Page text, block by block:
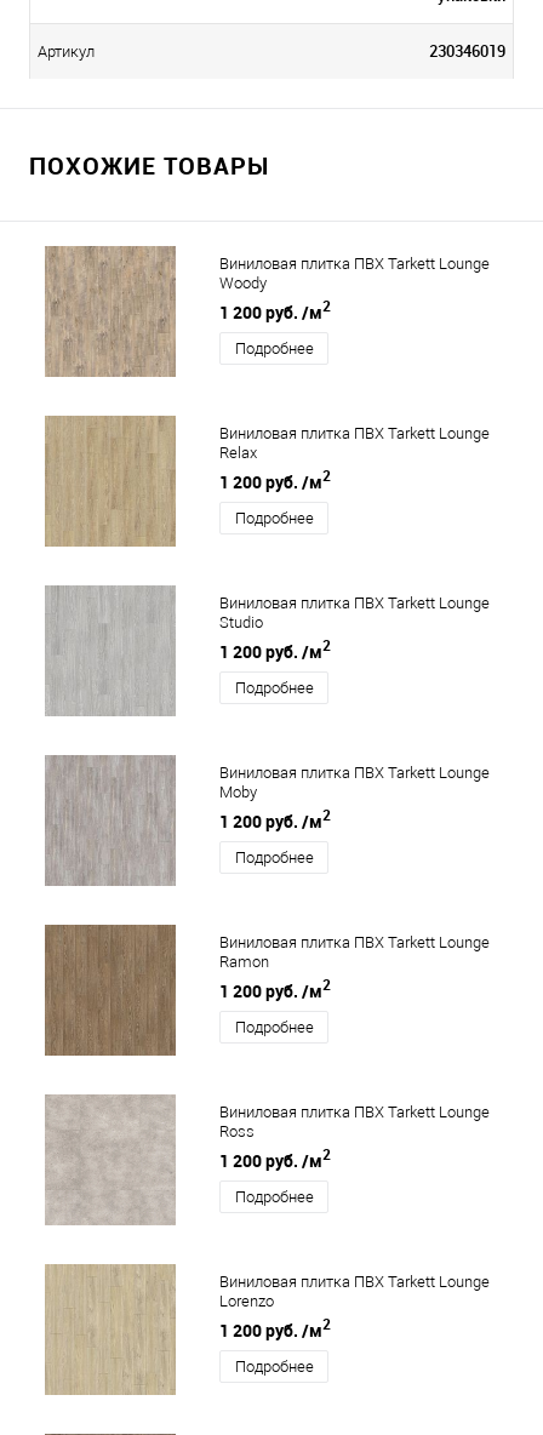
Артикул 230346019
ПОХОЖИЕ ТОВАРЫ
Виниловая плитка ПВХ Tarkett Lounge
Woody
1 200 руб. /м2
Подробнее
Виниловая плитка ПВХ Tarkett Lounge
Relax
1 200 руб. /м2
Подробнее
Виниловая плитка ПВХ Tarkett Lounge
Studio
1 200 руб. /м2
Подробнее
Виниловая плитка ПВХ Tarkett Lounge
Moby
1 200 руб. /м2
Подробнее
Виниловая плитка ПВХ Tarkett Lounge
Ramon
1 200 руб. /м2
Подробнее
Виниловая плитка ПВХ Tarkett Lounge
Ross
1 200 руб. /м2
Подробнее
Виниловая плитка ПВХ Tarkett Lounge
Lorenzo
1 200 руб. /м2
Подробнее